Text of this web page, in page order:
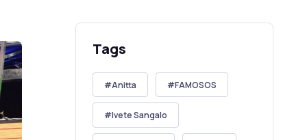
Tags
Anitta FAMOSOS
Ivete Sangalo